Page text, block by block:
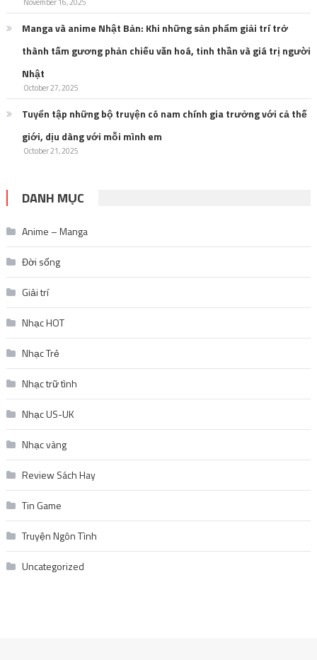
November 16, 2025
Manga và anime Nhật Bản: Khi những sản phẩm giải trí trở
thành tấm gương phản chiếu văn hoá, tinh thần và giá trị người
Nhật
October 27, 2025
Tuyển tập những bộ truyện có nam chính gia trưởng với cả thế
giới, dịu dàng với mỗi mình em
October 21, 2025
DANH MỤC
Anime – Manga
Đời sống
Giải trí
Nhạc HOT
Nhạc Trẻ
Nhạc trữ tình
Nhạc US-UK
Nhạc vàng
Review Sách Hay
Tin Game
Truyện Ngôn Tình
Uncategorized